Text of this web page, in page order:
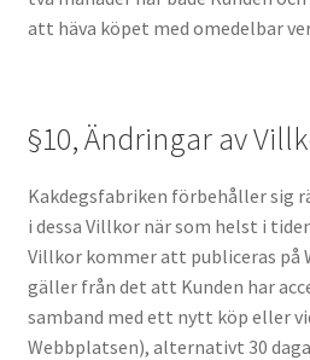
att häva köpet med omedelbar
§10, Ändringar av
Kakdegsfabriken förbehåller sig
i dessa Villkor när som helst i
Villkor kommer att publiceras på
gäller från det att Kunden har
samband med ett nytt köp eller
Webbplatsen), alternativt 30